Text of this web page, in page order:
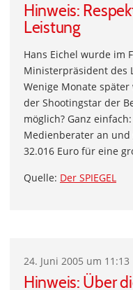
Hinweis:
Leistung
Hans Eichel wurde im
Ministerpräsident des
Wenige Monate
der Shootingstar der
möglich? Ganz
Medienberater an
32.016 Euro für eine
Quelle: Der SPIEGEL
24. Juni 2005 um 11:13
Hinweis: Über